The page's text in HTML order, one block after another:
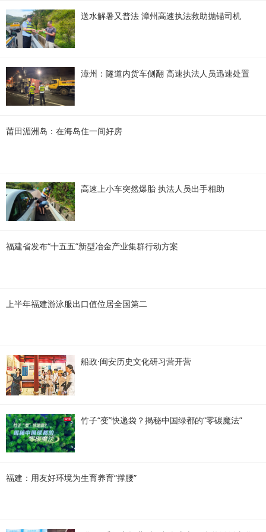
送水解暑又普法 漳州高速执法救助抛锚司机
漳州：隧道内货车侧翻 高速执法人员迅速处置
莆田湄洲岛：在海岛住一间好房
高速上小车突然爆胎 执法人员出手相助
福建省发布“十五五”新型冶金产业集群行动方案
上半年福建游泳服出口值位居全国第二
船政·闽安历史文化研习营开营
竹子“变”快递袋？揭秘中国绿都的“零碳魔法”
福建：用友好环境为生育养育“撑腰”